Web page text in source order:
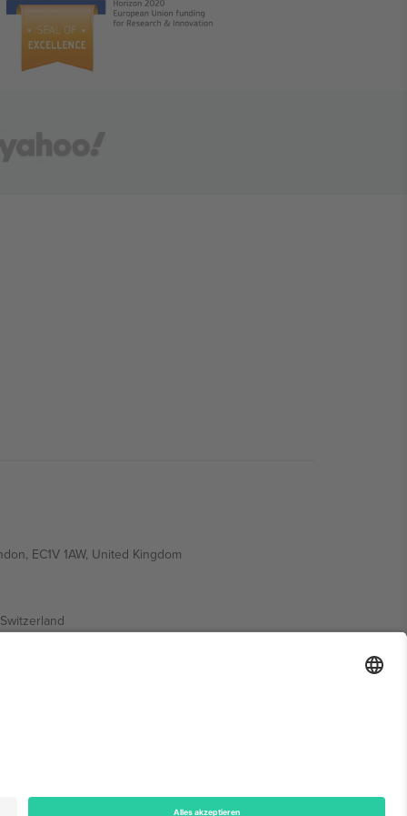
EC1V 1AW, United Kingdom